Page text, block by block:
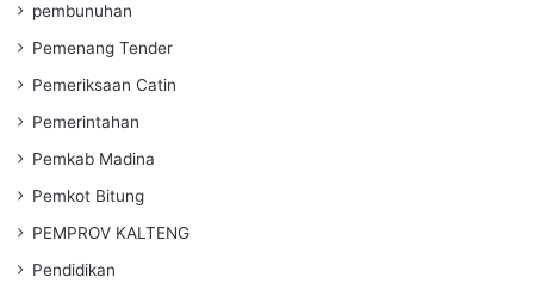
pembunuhan
Pemenang Tender
Pemeriksaan Catin
Pemerintahan
Pemkab Madina
Pemkot Bitung
PEMPROV KALTENG
Pendidikan